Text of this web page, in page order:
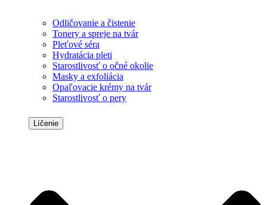
Odličovanie a čistenie
Tonery a spreje na tvár
Pleťové séra
Hydratácia pleti
Starostlivosť o očné okolie
Masky a exfoliácia
Opaľovacie krémy na tvár
Starostlivosť o pery
Líčenie